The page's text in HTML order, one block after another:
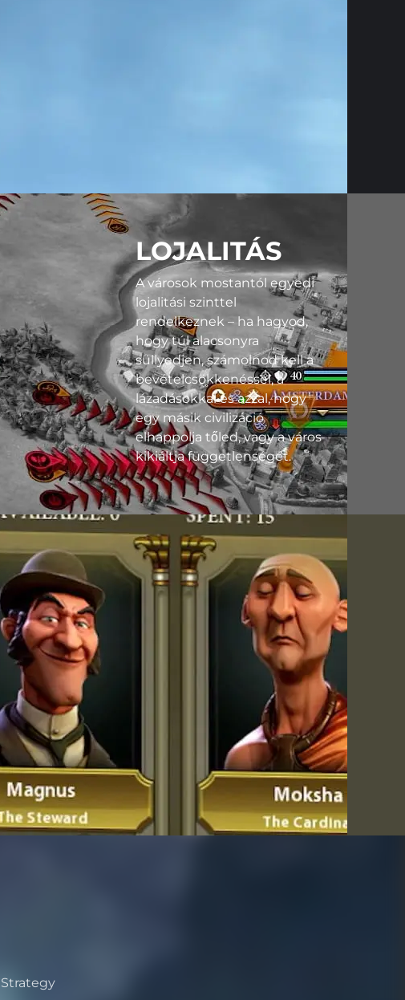
LOJALITÁS
A városok mostantól egyedi
lojalitási szinttel
rendelkeznek – ha hagyod,
hogy túl alacsonyra
süllyedjen, számolnod kell a
bevételcsökkenéssel, a
lázadásokkal és azzal, hogy
egy másik civilizáció
elhappolja tőled, vagy a város
kikiáltja függetlenségét.
Műfaj
Strategy